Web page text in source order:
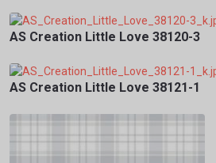
AS Creation Little Love 38120-3
AS Creation Little Love 38121-1